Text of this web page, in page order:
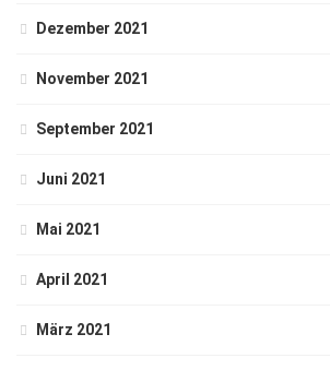
Dezember 2021
November 2021
September 2021
Juni 2021
Mai 2021
April 2021
März 2021